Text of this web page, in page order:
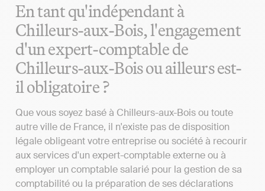
En tant qu'indépendant à
Chilleurs-aux-Bois, l'engagement
d'un expert-comptable de
Chilleurs-aux-Bois ou ailleurs est-
il obligatoire ?
Que vous soyez basé à Chilleurs-aux-Bois ou toute
autre ville de France, il n'existe pas de disposition
légale obligeant votre entreprise ou société à recourir
aux services d'un expert-comptable externe ou à
employer un comptable salarié pour la gestion de sa
comptabilité ou la préparation de ses déclarations